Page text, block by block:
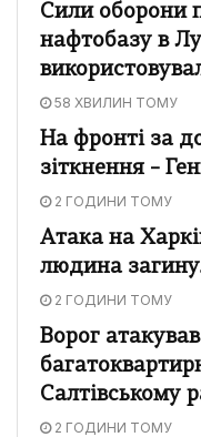
Сили оборони
нафтобазу в
58 ХВИЛИН ТОМУ
На фронті за
зіткнення –
2 ГОДИНИ ТОМУ
Атака на
людина
2 ГОДИНИ ТОМУ
Ворог
Салтівському
2 ГОДИНИ ТОМУ